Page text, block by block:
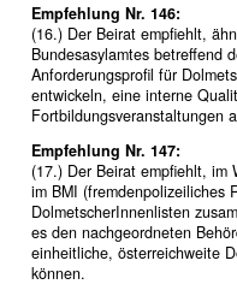
Empfehlung Nr. 146:
(16.) Der Beirat empfiehlt,
Bundesasylamtes betreffend
Anforderungsprofil für
entwickeln, eine interne
Fortbildungsveranstaltungen
Empfehlung Nr. 147:
(17.) Der Beirat empfiehlt, im
im BMI (fremdenpolizeiliches
DolmetscherInnenlisten
es den nachgeordneten
einheitliche, österreichweite
können.